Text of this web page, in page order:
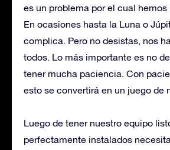
es un problema por el cual
En ocasiones hasta la Luna o
complica. Pero no desistas, nos
todos. Lo más importante es no
tener mucha paciencia. Con
esto se convertirá en un juego de
Luego de tener nuestro equipo
perfectamente instalados